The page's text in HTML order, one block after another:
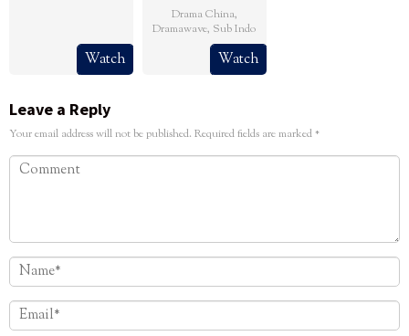
Watch
Drama China,
Dramawave, Sub Indo
Watch
Leave a Reply
Your email address will not be published. Required fields are marked*